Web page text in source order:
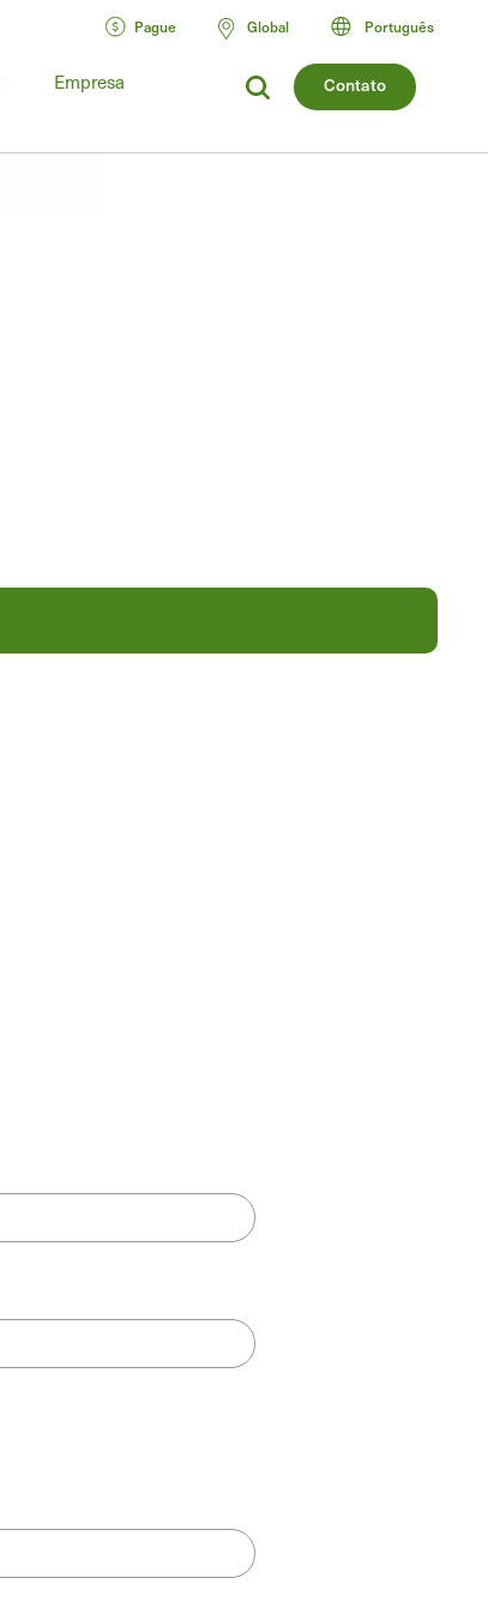
Contato
Empresa
Pague Global Português